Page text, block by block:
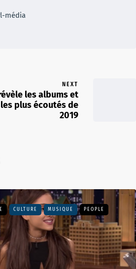
média
NEXT
les albums et
plus écoutés de
2019
CULTURE MUSIQUE PEOPLE